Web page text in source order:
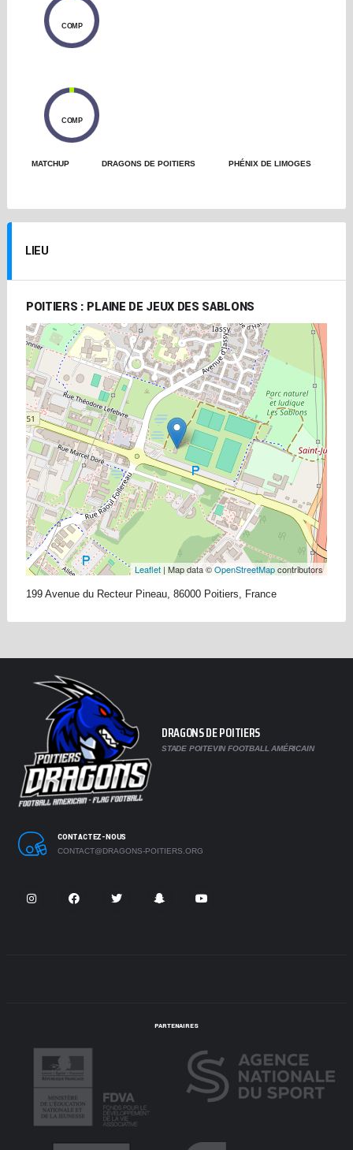
COMP
COMP
MATCHUP DRAGONS DE POITIERS PHÉNIX DE LIMOGES
LIEU
POITIERS : PLAINE DE JEUX DES SABLONS
Leaflet | Map data ©OpenStreetMapcontributors
199 Avenue du Recteur Pineau, 86000 Poitiers, France
DRAGONS DE POITIERS
STADE POITEVIN FOOTBALL AMÉRICAIN
CONTACTEZ-NOUS
CONTACT@DRAGONS-POITIERS.ORG
PARTENAIRES